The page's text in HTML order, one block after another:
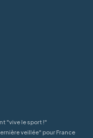
"vive le sport !"
veillée" pour France